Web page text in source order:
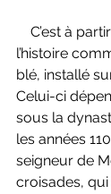
l’histoire
blé, installé
Celui-ci
sous la
les années
seigneur de
croisades,